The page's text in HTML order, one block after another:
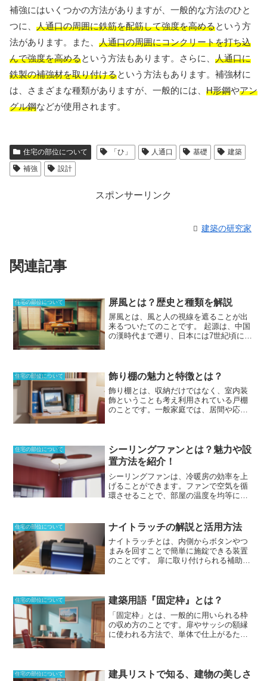
補強にはいくつかの方法がありますが、一般的な方法のひと
つに、 人通口の周囲に鉄筋を配筋して強度を高めるという方
法があります。また、 人通口の周囲にコンクリートを打ち込
んで強度を高めるという方法もあります。さらに、 人通口に
鉄製の補強材を取り付けるという方法もあります。補強材に
は、さまざまな種類がありますが、一般的には、 H形鋼やアン
グル鋼などが使用されます。
住宅の部位について 「ひ」 人通口 基礎
建築
補強
設計
スポンサーリンク
建築の研究家
関連記事
住宅の部位について 屏風とは？歴史と種類を解説
屏風とは、風と人の視線を遮ることが出
来るついたてのことです。 起源は、中国
の漢時代まで遡り、 日本には7世紀頃に伝
た。紙の丁番が使われるようになってか
らは、現在の形になりました。基本的な
屏風は6枚で折りたたむものですが、8枚
や4枚のもの、もっとコンパクトに2枚で
作られるものもあります。屏風は単に機
住宅の部位について 飾り棚の魅力と特徴とは？
飾り棚とは、収納だけではなく、室内装
飾ということも考え利用されている戸棚
のことです。一般家庭では、居間や応接
することや、間仕切りの代わりに使うと
いうことも、装飾性の高さから行なわれ
ている。飾り棚はアクセントにすること
ができますが、収納力がほとんどない物
もあります。
住宅の部位について
シーリングファンとは？魅力や設
置方法を紹介！
シーリングファンは、冷暖房の効率を上
げることができます。ファンで空気を循
環させることで、部屋の温度を均等に保
ングファンなら天井に取り付けるため、
場所を取らないというメリットがありま
す。 また、省エネ効果だけではなく、デ
ザイン性にも優れており、洋風の部屋に
設置すると、お洒落な雰囲気を出せま
高さや強度が必要なため、設置する前
に、必ず確認が必要となります。
住宅の部位について ナイトラッチの解説と活用方法
ナイトラッチとは、内側からボタンやつ
まみを回すことで簡単に施錠できる装置
のことです。
扉に取り付けられる補助錠
が、内側から施錠していてもノブを回す
ことで開錠できるものもあります。簡易
的に使うことができますが、普段施錠し
ないような場所であっても、ボタンやつ
まみで内側から施錠できるところがメリ
から、公衆トイレなどにも利用されてい
住宅の部位について 建築用語『固定枠』とは？
「固定枠」とは、一般的に用いられる枠
の収め方のことです。扉やサッシの額縁
に使われる方法で、単体で仕上がるた
費も安価で済むメリットを持ちます。標
住宅の部位について 建具リストで知る、建物の美しさ